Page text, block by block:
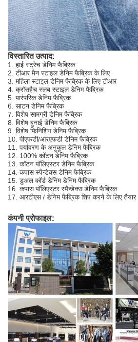
विस्तारित उत्पाद:
1. हाई स्ट्रेच डेनिम फैब्रिक
2. टीआर मैन स्टाइल डेनिम फैब्रिक के लिए
3. महिला स्टाइल डेनिम फैब्रिक के लिए टीआर
4. क्रॉसहैच स्लब स्टाइल डेनिम फैब्रिक
5. पारंपरिक डेनिम फैब्रिक
6. साटन डेनिम फैब्रिक
7. विशेष सामग्री डेनिम फैब्रिक
8. विशेष बुनाई डेनिम फैब्रिक
9. विशेष फिनिशिंग डेनिम फैब्रिक
10. पीएफडी/आरएफडी डेनिम फैब्रिक
11. पर्यावरण के अनुकूल डेनिम फैब्रिक
12. 100% कॉटन डेनिम फैब्रिक
13. कॉटन पॉलिएस्टर डेनिम फैब्रिक
14. कपास स्पैन्डेक्स डेनिम फैब्रिक
15. डुअल कॉर्ड डेनिम डेनिम फैब्रिक
16. कपास पॉलिएस्टर स्पैन्डेक्स डेनिम फैब्रिक
17. आरटीएस / डेनिम फैब्रिक शिप करने के लिए तैयार
कंपनी प्रोफाइल: